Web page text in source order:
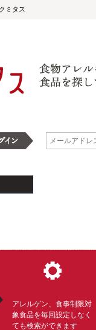
ミタス
アレルゲン、食事制限対
象食品を毎回設定しなく
ても検索ができます